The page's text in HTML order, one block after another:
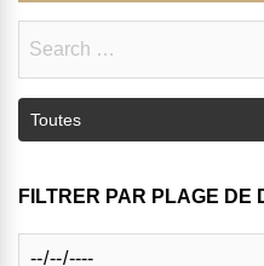
FILTRER PAR PLAGE DE